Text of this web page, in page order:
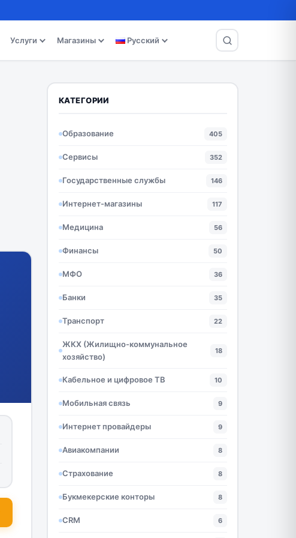
Услуги Магазины Русский
КАТЕГОРИИ
Образование 405
Сервисы 352
Государственные службы 146
Интернет-магазины 117
Медицина 56
Финансы 50
МФО 36
Банки 35
Транспорт 22
ЖКХ (Жилищно-коммунальное
хозяйство)
18
Кабельное и цифровое ТВ 10
Мобильная связь 9
Интернет провайдеры 9
Авиакомпании 8
Страхование 8
Букмекерские конторы 8
CRM 6